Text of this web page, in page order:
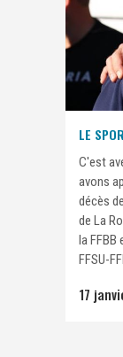
LE
C'est
avons
décès
de La
la FFBB
FFSU-
17